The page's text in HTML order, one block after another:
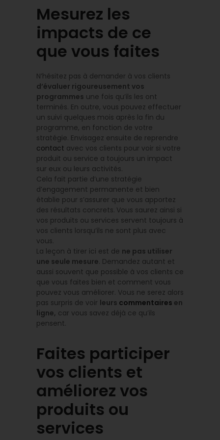
Mesurez les
impacts de ce
que vous faites
N’hésitez pas à demander à vos clients
d’évaluer rigoureusement vos
programmes une fois qu’ils les ont
terminés. En outre, vous pouvez effectuer
un suivi quelques mois après la fin du
programme, en fonction de votre
stratégie. Envisagez ensuite de reprendre
contact avec vos clients pour voir si votre
produit ou service a toujours un impact
sur eux ou leurs activités.
Cela fait partie d’une stratégie
d’engagement permanente et bien
établie pour s’assurer que vous apportez
des résultats concrets. Vous saurez ainsi si
vos produits ou services servent toujours à
vos clients lorsqu’ils ne sont plus avec
vous.
La leçon à tirer ici est de ne pas utiliser
une seule mesure. Demandez autant et
aussi souvent que possible à vos clients ce
que vous faites bien et comment vous
pouvez vous améliorer. Vous ne serez alors
pas surpris de voir leurs commentaires en
ligne, car vous savez déjà ce qu’ils
pensent.
Faites participer
vos clients et
améliorez vos
produits ou
services